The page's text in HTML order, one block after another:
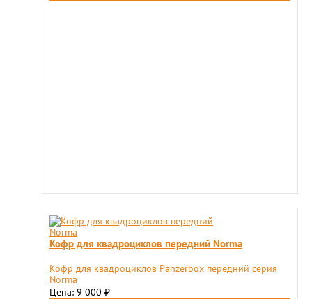
Кофр для квадроциклов передний Norma
Кофр для квадроциклов Panzerbox передний серия
Norma
Цена: 9 000 ₽